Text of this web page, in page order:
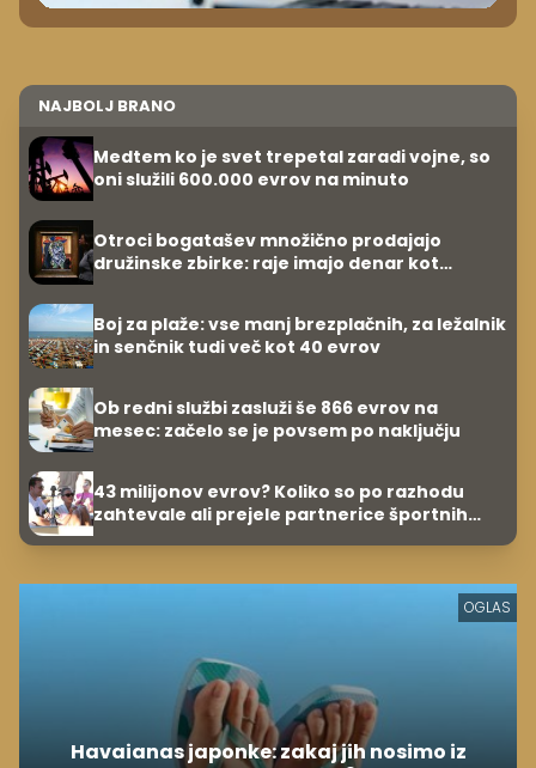
NAJBOLJ BRANO
Medtem ko je svet trepetal zaradi vojne, so
oni služili 600.000 evrov na minuto
Otroci bogatašev množično prodajajo
družinske zbirke: raje imajo denar kot
Boj za plaže: vse manj brezplačnih, za ležalnik
in senčnik tudi več kot 40 evrov
Ob redni službi zasluži še 866 evrov na
mesec: začelo se je povsem po naključju
43 milijonov evrov? Koliko so po razhodu
zahtevale ali prejele partnerice športnih
OGLAS
Havaianas japonke: zakaj jih nosimo iz